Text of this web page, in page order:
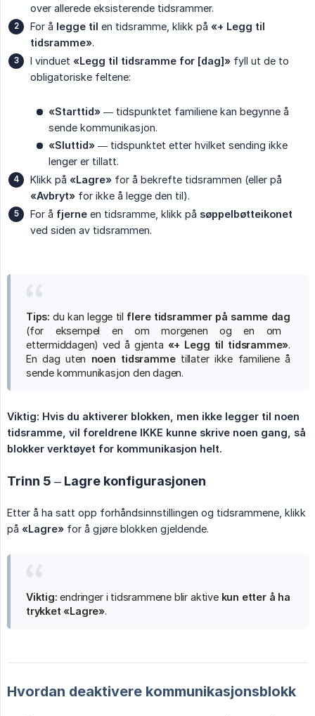
over allerede eksisterende tidsrammer.
For å legge til en tidsramme, klikk på «+ Legg til
tidsramme».
I vinduet «Legg til tidsramme for [dag]» fyll ut de to
obligatoriske feltene:
«Starttid» — tidspunktet familiene kan begynne å
sende kommunikasjon.
«Sluttid» — tidspunktet etter hvilket sending ikke
lenger er tillatt.
Klikk på «Lagre» for å bekrefte tidsrammen (eller på
«Avbryt» for ikke å legge den til).
For å fjerne en tidsramme, klikk på søppelbøtteikonet
ved siden av tidsrammen.
Tips: du kan legge til flere tidsrammer på samme dag
(for eksempel en om morgenen og en om
ettermiddagen) ved å gjenta «+ Legg til tidsramme».
En dag uten noen tidsrammetillater ikke familiene å
sende kommunikasjon den dagen.
Viktig: Hvis du aktiverer blokken, men ikke legger til noen
tidsramme, vil foreldrene IKKE kunne skrive noen gang, så
blokker verktøyet for kommunikasjon helt.
Trinn 5 – Lagre konfigurasjonen
Etter å ha satt opp forhåndsinnstillingen og tidsrammene, klikk
på «Lagre» for å gjøre blokken gjeldende.
Viktig: endringer i tidsrammene blir aktive kun etter å ha
trykket «Lagre».
Hvordan deaktivere kommunikasjonsblokk